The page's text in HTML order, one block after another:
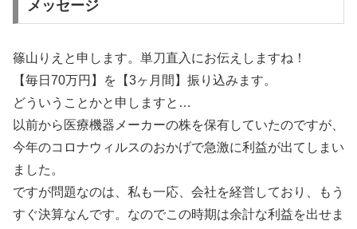
メッセージ
篠山りえと申します。単刀直入にお伝えしますね！
【毎日70万円】を【3ヶ月間】振り込みます。
どういうことかと申しますと…
以前から医療機器メーカーの株を保有していたのですが、
今年のコロナウィルスのおかげで急激に利益が出てしまい
ました。
ですが問題なのは、私も一応、会社を経営しており、もう
すぐ決算なんです。なのでこの時期は余計な利益を出せま